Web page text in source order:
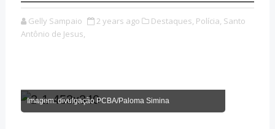
Gelly Sampaio 2 years ago Destaques, Polícia, Santo
Antônio de Jesus,
Imagem: divulgação PCBA/Paloma Simina